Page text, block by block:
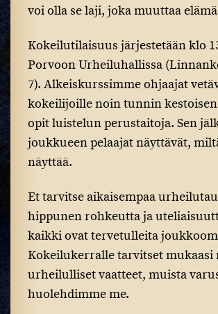
voi olla se laji, joka muuttaa
Kokeilutilaisuus järjestetään klo
Porvoon Urheiluhallissa
7). Alkeiskurssimme ohjaajat
kokeilijoille noin tunnin kestoisen
opit luistelun perustaitoja. Sen
joukkueen pelaajat näyttävät,
näyttää.
Et tarvitse aikaisempaa
hippunen rohkeutta ja
kaikki ovat tervetulleita
Kokeilukerralle tarvitset mukaasi
urheilulliset vaatteet, muista
huolehdimme me.